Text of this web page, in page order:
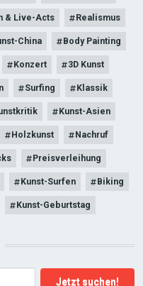
& Live-Acts Realismus
China Body Painting
Konzert 3D Kunst
Surfing Klassik
Kunst-Asien
Holzkunst Nachruf
Preisverleihung
Kunst-Surfen Biking
Kunst-Geburtstag